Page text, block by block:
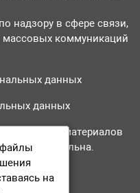
надзору в сфере связи,
коммуникаций
данных
данных
материалов
обязательна.
на